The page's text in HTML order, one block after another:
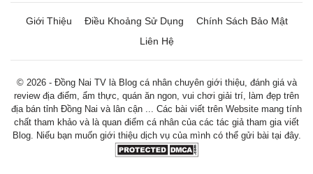
Giới Thiệu Điều Khoảng Sử Dụng
Chính Sách Bảo Mật
Liên Hệ
© 2026 - Đồng Nai TV là Blog cá nhân chuyên giới thiệu, đánh giá và
review địa điểm, ẩm thực, quán ăn ngon, vui chơi giải trí, làm đẹp trên
địa bán tỉnh Đồng Nai và lân cận ... Các bài viết trên Website mang tính
chất tham khảo và là quan điểm cá nhân của các tác giả tham gia viết
Blog. Niếu bạn muốn giới thiệu dịch vụ của mình có thể gửi bài tại đây.